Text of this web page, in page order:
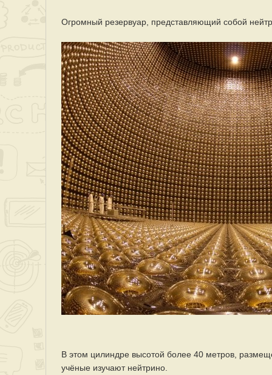
Огромный резервуар, представляющий собой
В этом цилиндре высотой более 40 метров,
учёные изучают нейтрино.